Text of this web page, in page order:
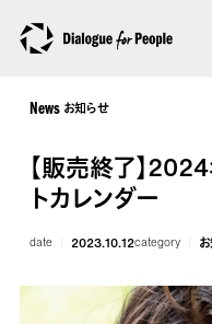
News お知らせ
【販売終了】
トカレンダー
date 2023.10.12category